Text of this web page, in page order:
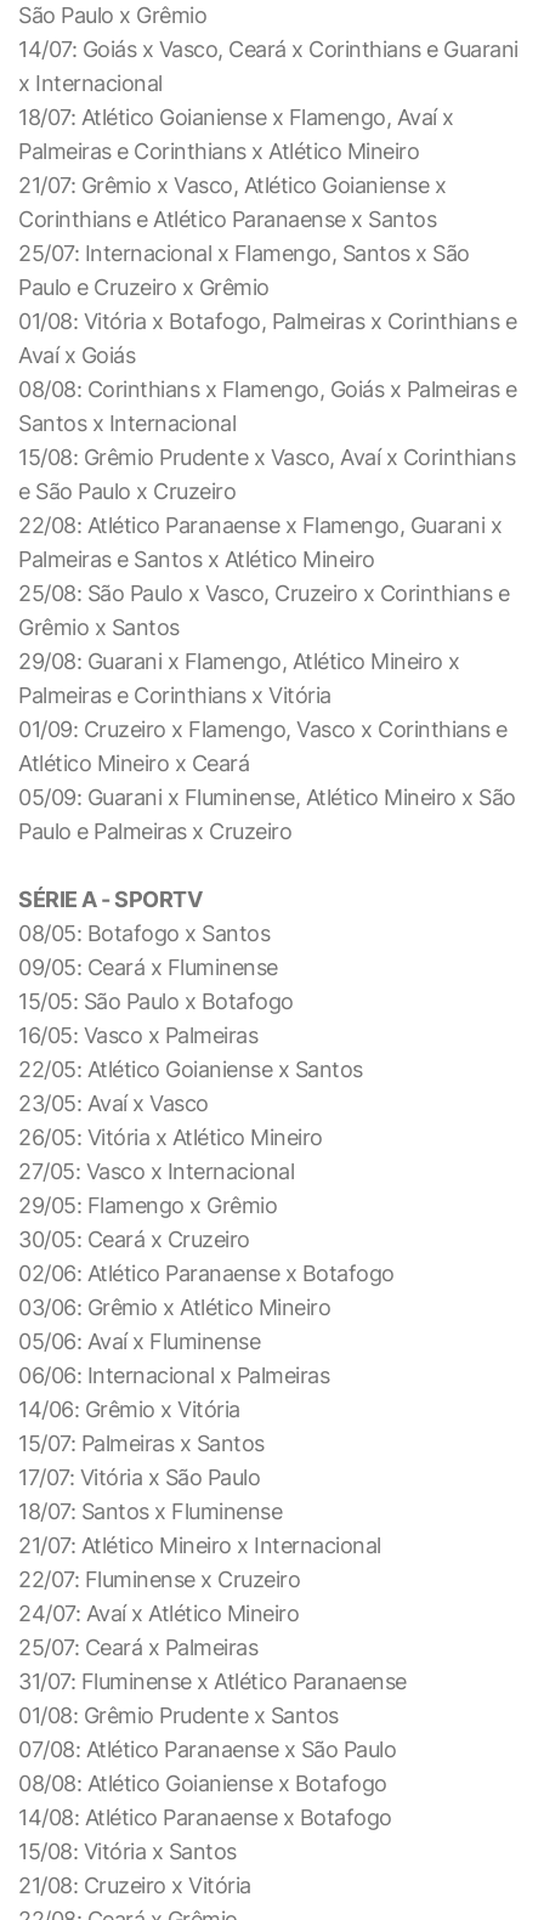
São Paulo x Grêmio
14/07: Goiás x Vasco, Ceará x Corinthians e Guarani
x Internacional
18/07: Atlético Goianiense x Flamengo, Avaí x
Palmeiras e Corinthians x Atlético Mineiro
21/07: Grêmio x Vasco, Atlético Goianiense x
Corinthians e Atlético Paranaense x Santos
25/07: Internacional x Flamengo, Santos x São
Paulo e Cruzeiro x Grêmio
01/08: Vitória x Botafogo, Palmeiras x Corinthians e
Avaí x Goiás
08/08: Corinthians x Flamengo, Goiás x Palmeiras e
Santos x Internacional
15/08: Grêmio Prudente x Vasco, Avaí x Corinthians
e São Paulo x Cruzeiro
22/08: Atlético Paranaense x Flamengo, Guarani x
Palmeiras e Santos x Atlético Mineiro
25/08: São Paulo x Vasco, Cruzeiro x Corinthians e
Grêmio x Santos
29/08: Guarani x Flamengo, Atlético Mineiro x
Palmeiras e Corinthians x Vitória
01/09: Cruzeiro x Flamengo, Vasco x Corinthians e
Atlético Mineiro x Ceará
05/09: Guarani x Fluminense, Atlético Mineiro x São
Paulo e Palmeiras x Cruzeiro
SÉRIE A - SPORTV
08/05: Botafogo x Santos
09/05: Ceará x Fluminense
15/05: São Paulo x Botafogo
16/05: Vasco x Palmeiras
22/05: Atlético Goianiense x Santos
23/05: Avaí x Vasco
26/05: Vitória x Atlético Mineiro
27/05: Vasco x Internacional
29/05: Flamengo x Grêmio
30/05: Ceará x Cruzeiro
02/06: Atlético Paranaense x Botafogo
03/06: Grêmio x Atlético Mineiro
05/06: Avaí x Fluminense
06/06: Internacional x Palmeiras
14/06: Grêmio x Vitória
15/07: Palmeiras x Santos
17/07: Vitória x São Paulo
18/07: Santos x Fluminense
21/07: Atlético Mineiro x Internacional
22/07: Fluminense x Cruzeiro
24/07: Avaí x Atlético Mineiro
25/07: Ceará x Palmeiras
31/07: Fluminense x Atlético Paranaense
01/08: Grêmio Prudente x Santos
07/08: Atlético Paranaense x São Paulo
08/08: Atlético Goianiense x Botafogo
14/08: Atlético Paranaense x Botafogo
15/08: Vitória x Santos
21/08: Cruzeiro x Vitória